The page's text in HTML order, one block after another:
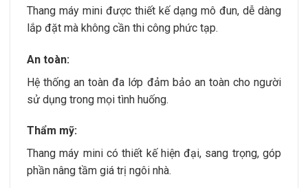
Thang máy mini được thiết kế dạng mô đun, dễ dàng
lắp đặt mà không cần thi công phức tạp.
An toàn:
Hệ thống an toàn đa lớp đảm bảo an toàn cho người
sử dụng trong mọi tình huống.
Thẩm mỹ:
Thang máy mini có thiết kế hiện đại, sang trọng, góp
phần nâng tầm giá trị ngôi nhà.